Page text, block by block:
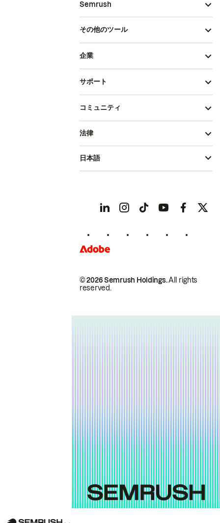
Semrush
その他のツール
企業
サポート
コミュニティ
© 2026 Semrush Holdings.All rights
reserved.
法律
日本語